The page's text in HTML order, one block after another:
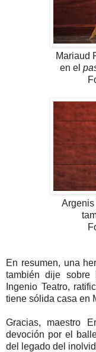
Mariaud
en el
Argenis
En resumen, una
también dije sobre
Ingenio Teatro,
tiene sólida casa en
Gracias, maestro
devoción por el
del legado del